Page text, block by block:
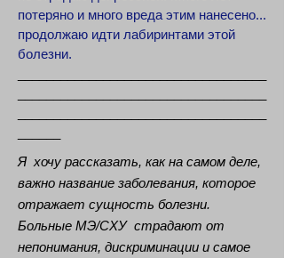
потеряно и много вреда этим нанесено...
продолжаю идти лабиринтами этой
болезни.
Я хочу рассказать, как на самом деле,
важно название заболевания, которое
отражает сущность болезни.
Больные МЭ/СХУ страдают от
непонимания, дискриминации и самое